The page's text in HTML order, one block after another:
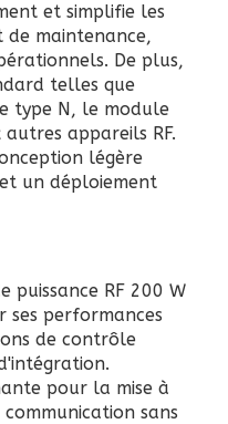
et simplifie les
de maintenance,
De plus,
telles que
type N, le module
appareils RF.
légère
un déploiement
puissance RF 200 W
ses performances
de contrôle
pour la mise à
sans